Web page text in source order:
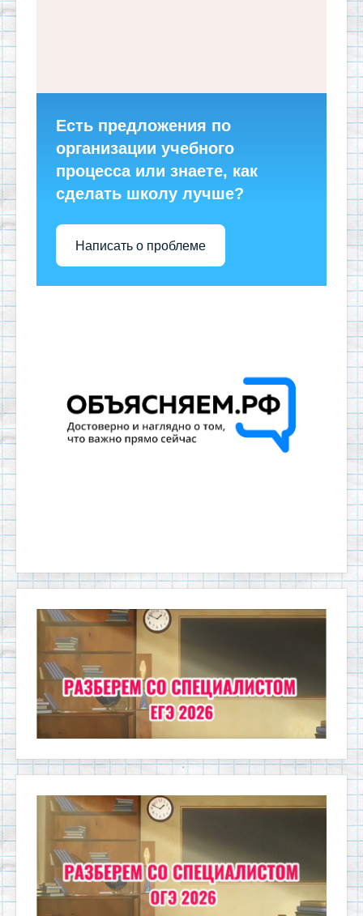
Есть предложения по
организации учебного
процесса или знаете, как
сделать школу лучше?
Написать о проблеме